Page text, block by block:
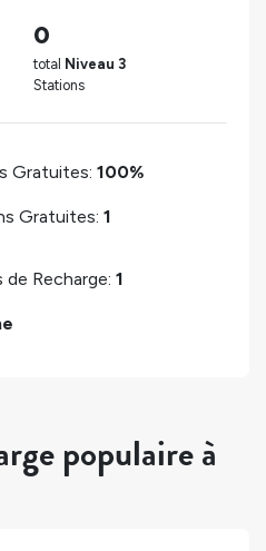
0
total Niveau 3
Stations
Gratuites: 100%
Gratuites: 1
Recharge: 1
populaire à